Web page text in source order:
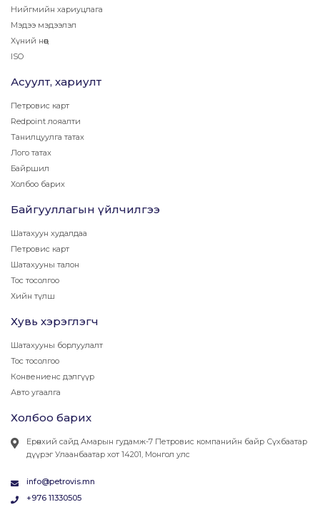
Нийгмийн хариуцлага
Мэдээ мэдээлэл
Хүний нөөц
ISO
Асуулт, хариулт
Петровис карт
Redpoint лояалти
Танилцуулга татах
Лого татах
Байршил
Холбоо барих
Байгууллагын үйлчилгээ
Шатахуун худалдаа
Петровис карт
Шатахууны талон
Тос тосолгоо
Хийн түлш
Хувь хэрэглэгч
Шатахууны борлуулалт
Тос тосолгоо
Конвениенс дэлгүүр
Авто угаалга
Холбоо барих
Ерөнхий сайд Амарын гудамж-7 Петровис компанийн байр Сүхбаатар
дүүрэг Улаанбаатар хот 14201, Монгол улс
info@petrovis.mn
+976 11330505